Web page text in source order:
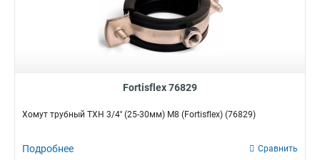
Fortisflex 76829
Хомут трубный ТХН 3/4'' (25-30мм) М8 (Fortisflex) (76829)
Подробнее Сравнить